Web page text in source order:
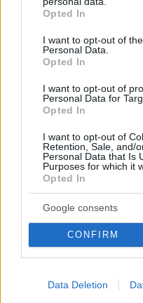
grant or deny consent to
use your data for below
consent section.
Opted In
I want to opt-out of
Personal Data.
Opted In
I want to opt-out of
Personal Data for
Opted In
I want to opt-out of
Retention, Sale, and/
Personal Data that Is
Purposes for which it
Opted In
Google consents
CONFIRM
Data Deletion
10.02.2025, 22:26
πρωτευουσα του
ασυδοσιας, θα
Νικοπατερεϊκο με τον
ΑΠΑΝΤΗΣΗ
Κολομβία
11.02.2025, 00:29
Επειδή έχει τύχει
πληροφορώ ότι έχει
δρόμους, με
to transmilenio, ένα
δημόσια μέσα
με δέντρα και
με την χαβούζα της
Κωλονακίου. Άκου
τις χειρότερες